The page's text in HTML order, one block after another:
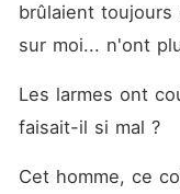
brûlaient
sur moi... n'ont
Les larmes ont
faisait-il si mal ?
Cet homme, ce